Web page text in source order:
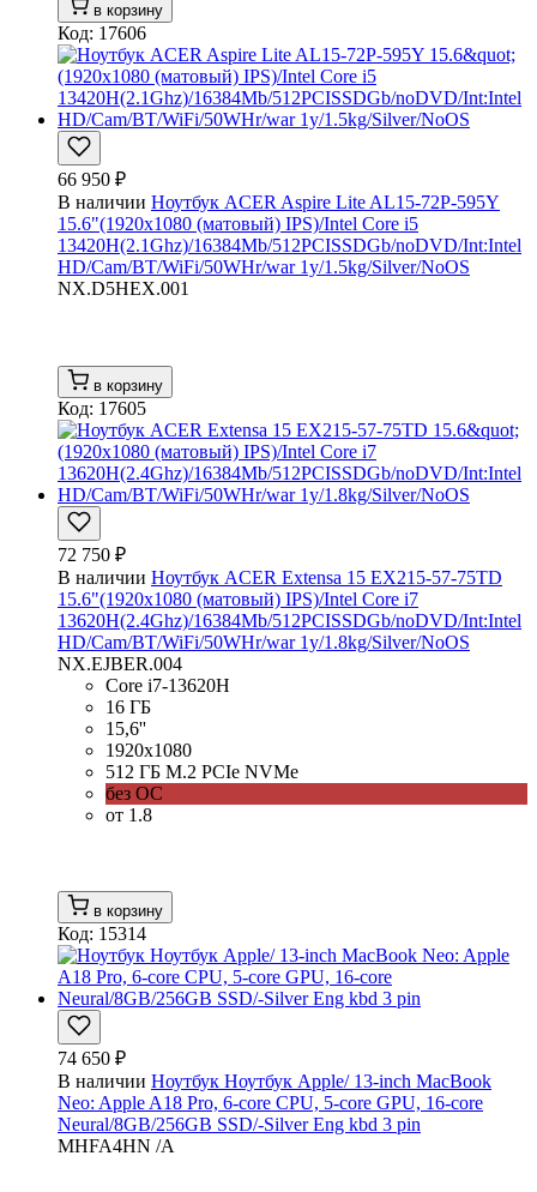
в корзину
Код: 17606
66 950 ₽
В наличии Ноутбук ACER Aspire Lite AL15-72P-595Y
15.6"(1920x1080 (матовый) IPS)/Intel Core i5
13420H(2.1Ghz)/16384Mb/512PCISSDGb/noDVD/Int:Intel
HD/Cam/BT/WiFi/50WHr/war 1y/1.5kg/Silver/NoOS
NX.D5HEX.001
в корзину
Код: 17605
72 750 ₽
В наличии Ноутбук ACER Extensa 15 EX215-57-75TD
15.6"(1920x1080 (матовый) IPS)/Intel Core i7
13620H(2.4Ghz)/16384Mb/512PCISSDGb/noDVD/Int:Intel
HD/Cam/BT/WiFi/50WHr/war 1y/1.8kg/Silver/NoOS
NX.EJBER.004
Core i7-13620H
16 ГБ
15,6''
1920x1080
512 ГБ M.2 PCIe NVMe
без ОС
от 1.8
в корзину
Код: 15314
74 650 ₽
В наличии Ноутбук Ноутбук Apple/ 13-inch MacBook
Neo: Apple A18 Pro, 6-core CPU, 5-core GPU, 16-core
Neural/8GB/256GB SSD/-Silver Eng kbd 3 pin
MHFA4HN /A